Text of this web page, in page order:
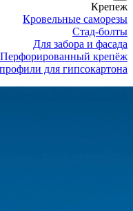
Крепеж
Кровельные саморезы
Стад-болты
Для забора и фасада
Перфорированный крепёж
для гипсокартона